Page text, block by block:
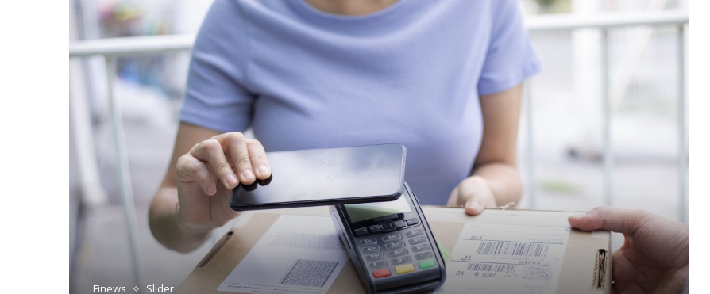
Finews Slider